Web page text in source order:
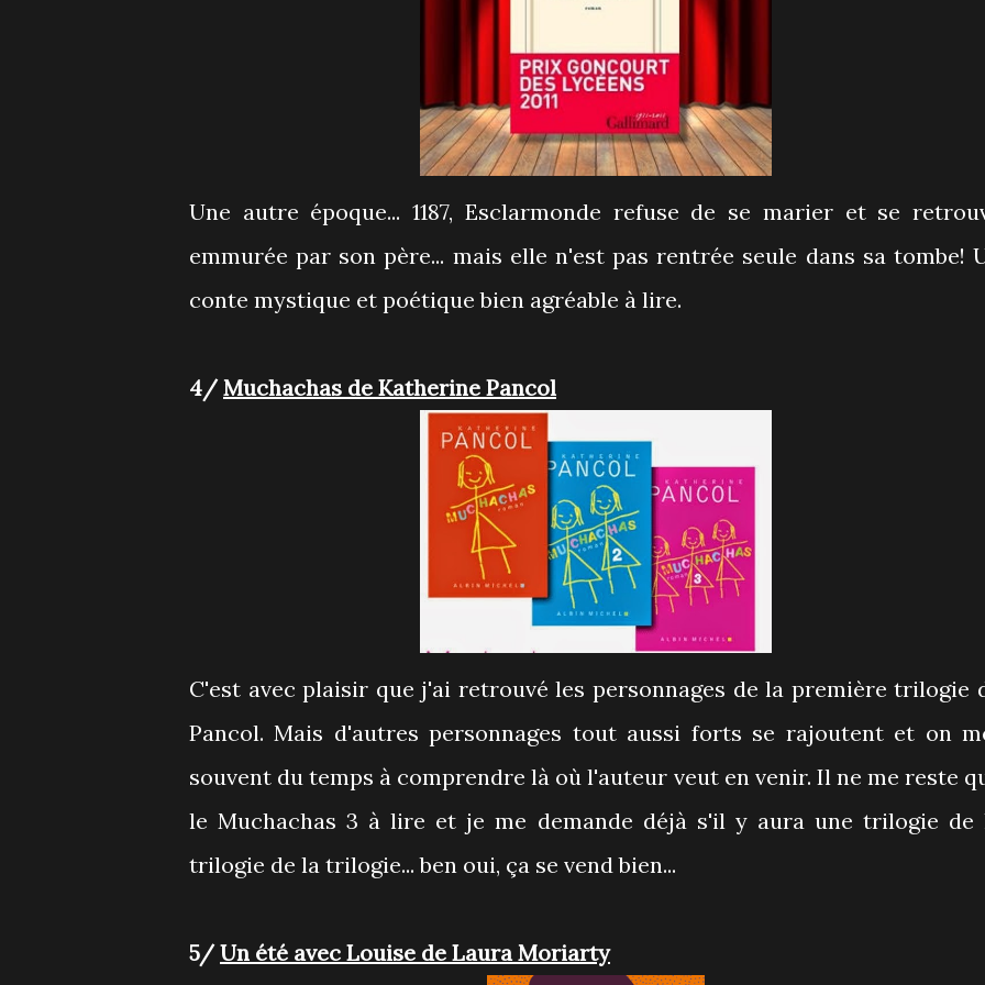
Une autre époque... 1187, Esclarmonde refuse de se marier et se retrouve
emmurée par son père... mais elle n'est pas rentrée seule dans sa tombe!
conte mystique et poétique bien agréable à lire.
4/Muchachas de Katherine Pancol
C'est avec plaisir que j'ai retrouvé les personnages de la première trilogie
Pancol. Mais d'autres personnages tout aussi forts se rajoutent et on
souvent du temps à comprendre là où l'auteur veut en venir. Il ne me reste
le Muchachas 3 à lire et je me demande déjà s'il y aura une trilogie de
trilogie de la trilogie... ben oui, ça se vend bien...
5/Un été avec Louise de Laura Moriarty